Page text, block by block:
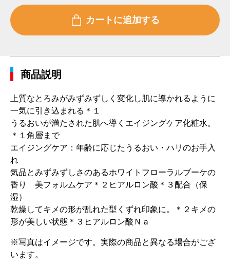
商品説明
上質なとろみがみずみずしく変化し肌に導かれるように
一気に引き込まれる＊１
うるおいが満たされた肌へ導くエイジングケア化粧水。
＊１角層まで
エイジングケア：年齢に応じたうるおい・ハリのお手入
れ
気品とみずみずしさのあるホワイトフローラルブーケの
香り 美フォルムケア＊２ヒアルロン酸＊３配合（保
湿）
乾燥してキメの形が乱れた型くずれ印象に。＊２キメの
形が美しい状態＊３ヒアルロン酸Ｎａ
※写真はイメージです。実際の商品と異なる場合がござ
います。